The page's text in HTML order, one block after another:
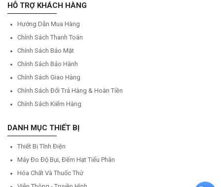
HỖ TRỢ KHÁCH HÀNG
Hướng Dẫn Mua Hàng
Chính Sách Thanh Toán
Chính Sách Bảo Mật
Chính Sách Bảo Hành
Chính Sách Giao Hàng
Chính Sách Đổi Trả Hàng & Hoàn Tiền
Chính Sách Kiểm Hàng
DANH MỤC THIẾT BỊ
Thiết Bị Tĩnh Điện
Máy Đo Độ Bụi, Đếm Hạt Tiểu Phân
Hóa Chất Và Thuốc Thử